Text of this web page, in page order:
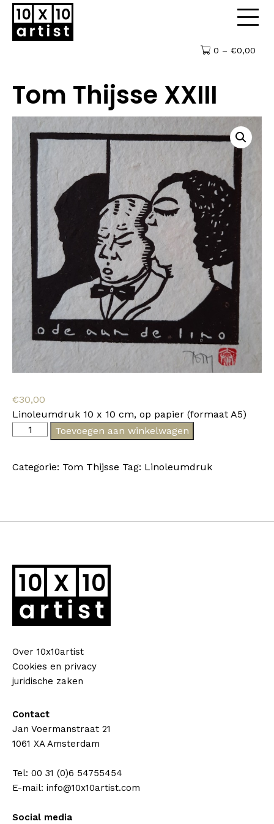
0 – €0,00
Tom Thijsse XXIII
€30,00
Linoleumdruk 10 x 10 cm, op papier (formaat A5)
Tom
aantal
Toevoegen aan winkelwagen
Categorie: Tom Thijsse Tag: Linoleumdruk
Over 10x10artist
Cookies en privacy
juridische zaken
Contact
Jan Voermanstraat 21
1061 XA Amsterdam
Tel: 00 31 (0)6 54755454
E-mail: info@10x10artist.com
Social media